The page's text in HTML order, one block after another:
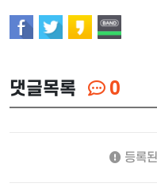
댓글목록 0
등록